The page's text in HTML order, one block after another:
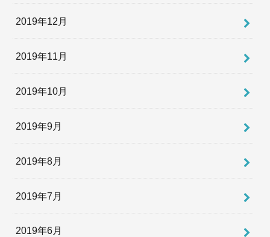
2019年12月
2019年11月
2019年10月
2019年9月
2019年8月
2019年7月
2019年6月